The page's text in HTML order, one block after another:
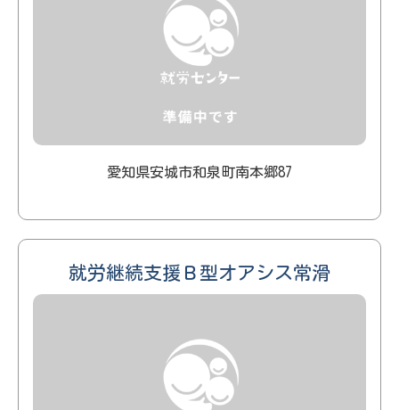
愛知県安城市和泉町南本郷87
就労継続支援Ｂ型オアシス常滑